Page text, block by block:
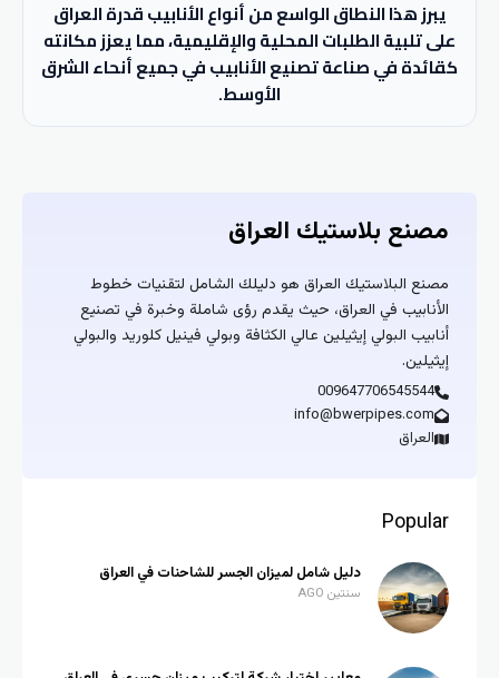
يبرز هذا النطاق الواسع من أنواع الأنابيب قدرة العراق
على تلبية الطلبات المحلية والإقليمية، مما يعزز مكانته
كقائدة في صناعة تصنيع الأنابيب في جميع أنحاء الشرق
الأوسط.
مصنع بلاستيك العراق
مصنع البلاستيك العراق هو دليلك الشامل لتقنيات خطوط
الأنابيب في العراق، حيث يقدم رؤى شاملة وخبرة في تصنيع
أنابيب البولي إيثيلين عالي الكثافة وبولي فينيل كلوريد والبولي
إيثيلين.
009647706545544
info@bwerpipes.com
العراق
Popular
دليل شامل لميزان الجسر للشاحنات في العراق
سنتين AGO